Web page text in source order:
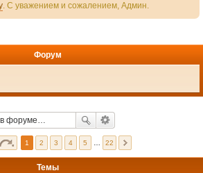
. С уважением и сожалением, Админ.
Форум
1 2 3 4 5 22
Темы